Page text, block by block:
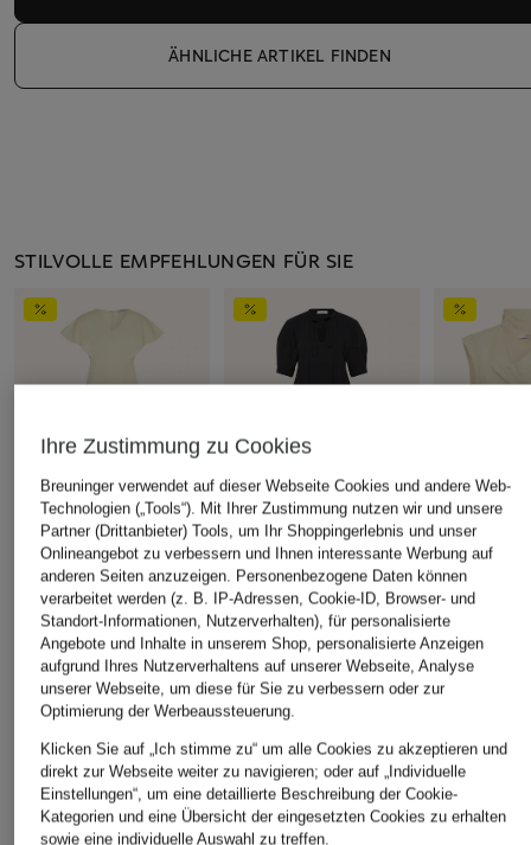
ÄHNLICHE ARTIKEL FINDEN
STILVOLLE EMPFEHLUNGEN FÜR SIE
COS
Jerseykleid mit Volants
CHF 75
Ursprünglich:CHF 149
COS
Kleid
CHF 109
Ursprünglich:CHF 219
COS
Top
CHF 65
Ursprünglich:
ÄHNLICHE ARTIKEL ENTDECKEN
Ihre Zustimmung zu Cookies
Breuninger verwendet auf dieser Webseite Cookies und andere Web-
Technologien („Tools“). Mit Ihrer Zustimmung nutzen wir und unsere
Partner (Drittanbieter) Tools, um Ihr Shoppingerlebnis und unser
Onlineangebot zu verbessern und Ihnen interessante Werbung auf
anderen Seiten anzuzeigen. Personenbezogene Daten können
verarbeitet werden (z. B. IP-Adressen, Cookie-ID, Browser- und
Standort-Informationen, Nutzerverhalten), für personalisierte
Angebote und Inhalte in unserem Shop, personalisierte Anzeigen
aufgrund Ihres Nutzerverhaltens auf unserer Webseite, Analyse
unserer Webseite, um diese für Sie zu verbessern oder zur
Optimierung der Werbeaussteuerung.
Klicken Sie auf „Ich stimme zu“ um alle Cookies zu akzeptieren und
direkt zur Webseite weiter zu navigieren; oder auf „Individuelle
Einstellungen“, um eine detaillierte Beschreibung der Cookie-
Kategorien und eine Übersicht der eingesetzten Cookies zu erhalten
sowie eine individuelle Auswahl zu treffen.